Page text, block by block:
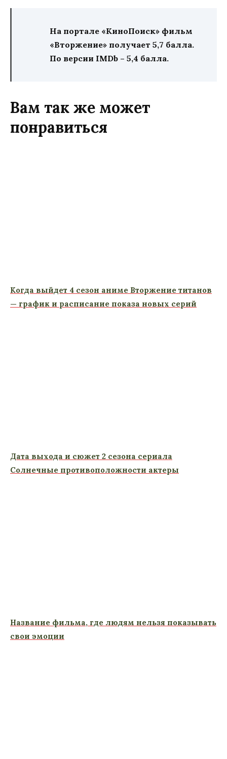
На портале «КиноПоиск» фильм
«Вторжение» получает 5,7 балла.
По версии IMDb – 5,4 балла.
Вам так же может
понравиться
Когда выйдет 4 сезон аниме Вторжение титанов
— график и расписание показа новых серий
Дата выхода и сюжет 2 сезона сериала
Солнечные противоположности актеры
Название фильма, где людям нельзя показывать
свои эмоции